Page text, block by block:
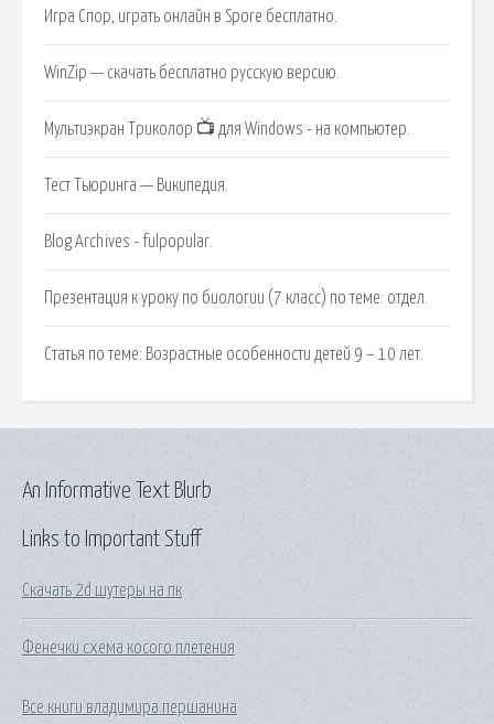
Игра Спор, играть онлайн в Spore бесплатно.
WinZip — скачать бесплатно русскую версию.
Мультиэкран Триколор 📺 для Windows - на компьютер.
Тест Тьюринга — Википедия.
Blog Archives - fulpopular.
Презентация к уроку по биологии (7 класс) по теме: отдел.
Статья по теме: Возрастные особенности детей 9 – 10 лет.
Links to Important Stuff
Скачать 2d шутеры на пк
Фенечки схема косого плетения
Все книги владимира першанина
An Informative Text Blurb